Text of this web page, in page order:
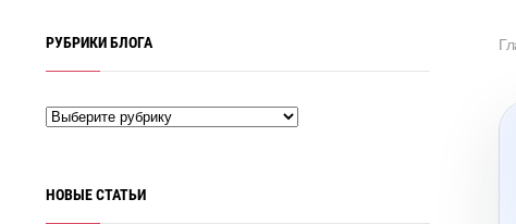
РУБРИКИ БЛОГА
НОВЫЕ СТАТЬИ